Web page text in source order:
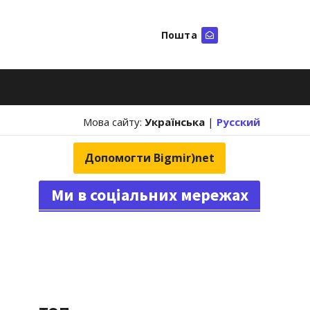
Пошта
Мова сайту: Українська | Русский
Допомогти Bigmir)net
Ми в соціальних мережах